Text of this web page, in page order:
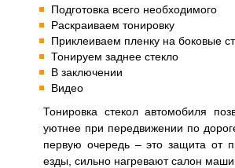
Подготовка всего необходимого
Раскраиваем тонировку
Приклеиваем пленку на боковые
Тонируем заднее стекло
В заключении
Видео
Тонировка стекол автомобиля
уютнее при передвижении по
первую очередь – это защита от
езды, сильно нагревают салон